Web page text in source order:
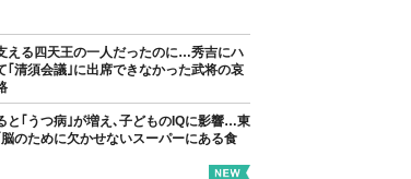
える四天王の一人だったのに…秀吉にハ
｢清須会議｣に出席できなかった武将の哀
と｢うつ病｣が増え､子どものIQに影響…東
のために欠かせないスーパーにある食